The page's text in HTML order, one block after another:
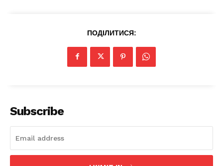
Magazine PRO
ПОДІЛИТИСЯ:
Subscribe